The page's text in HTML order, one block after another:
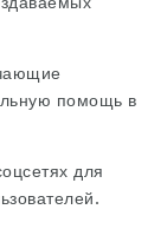
помощь в
для